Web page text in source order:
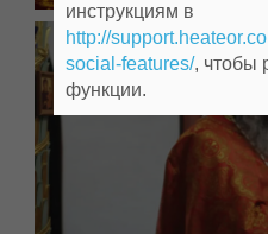
инструкциям в
http://
social-features/, чтобы
функции.